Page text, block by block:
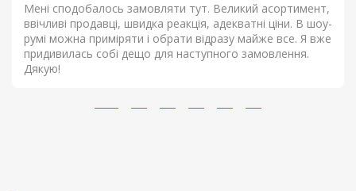
Мені сподобалось замовляти тут. Великий асортимент,
ввічливі продавці, швидка реакція, адекватні ціни. В шоу-
румі можна приміряти і обрати відразу майже все. Я вже
придивилась собі дещо для наступного замовлення.
Дякую!